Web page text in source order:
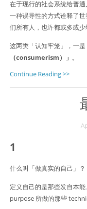
在于现行的社会系统给普
一种误导性的方式诠释了
们所有人，也许都或多或少
这两类「认知牢笼」，一是
（consumerism）」 。
Continue Reading >>
1
什么叫「做真实的自己」？
定义自己的是那些发自本
purpose 所做的那些